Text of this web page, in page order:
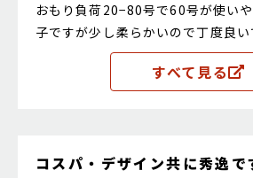
おもり負荷20−80号で60号が使い
子ですが少し柔らかいので丁度良い
すべて見る
コスパ・デザイン共に秀逸で